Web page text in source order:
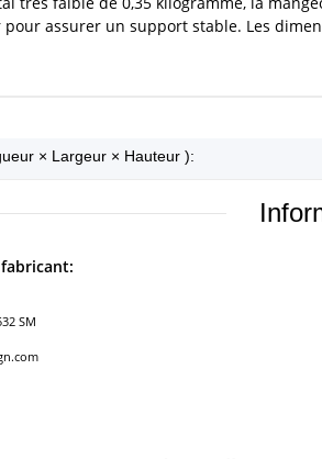
assurer un support stable. Les
× Largeur × Hauteur ):
SM